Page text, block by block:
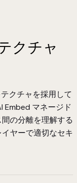
クチャ
クチャを採用して
Embed マネージド
の分離を理解する
ヤーで適切なセキ